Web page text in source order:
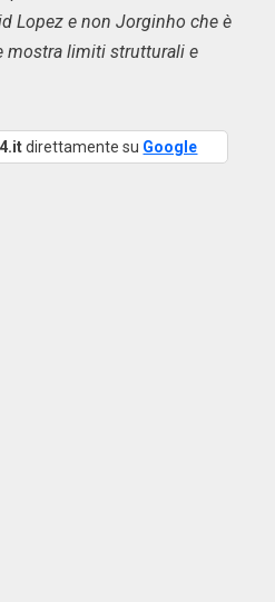
Lopez e non Jorginho che è
mostra limiti strutturali e
direttamente su Google